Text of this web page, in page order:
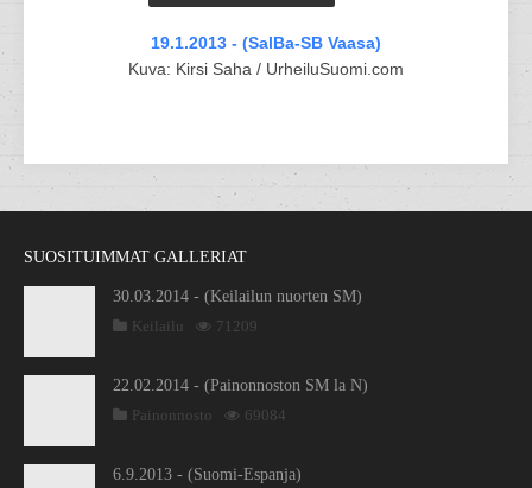
19.1.2013 - (SalBa-SB Vaasa)
Kuva: Kirsi Saha / UrheiluSuomi.com
SUOSITUIMMAT GALLERIAT
30.03.2014 - (Keilailun nuorten SM)
Keilailu
71209
22.02.2014 - (Painonnoston SM la N)
Painonnosto
69084
6.9.2013 - (Suomi-Espanja)